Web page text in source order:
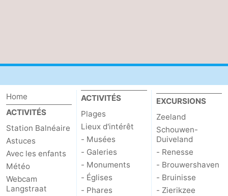
Vlaanderen
-
Nieuwvliet
-
Sluis
-
Cadzand
-
Nature
Het
Météo
Contact
Home
ACTIVITÉS
Station Balnéaire
Astuces
Avec les enfants
Météo
Webcam
Langstraat
ACTIVITÉS
Plages
Lieux d'intérêt
- Musées
- Galeries
- Monuments
- Églises
- Phares
EXCURSIONS
Zeeland
Schouwen-
Duiveland
- Renesse
- Brouwershaven
- Bruinisse
- Zierikzee